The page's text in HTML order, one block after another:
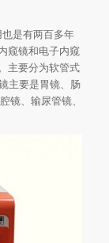
是有两百多年
窥镜和电子内窥
主要分为软管式
主要是胃镜、肠
镜、输尿管镜、